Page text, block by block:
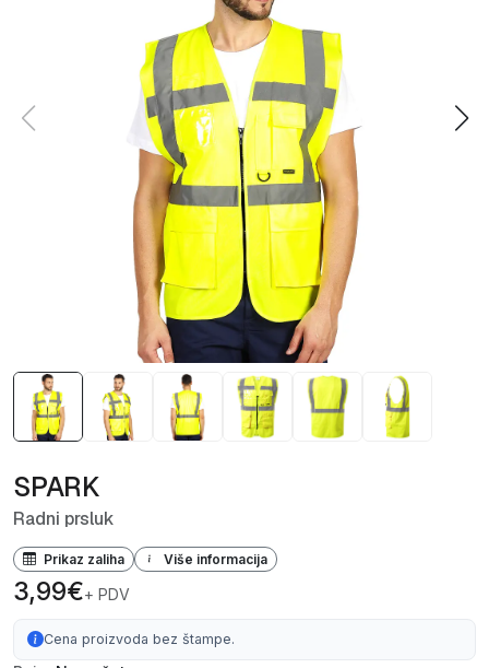
SPARK
Radni prsluk
Prikaz zaliha Više informacija
3,99€+ PDV
Cena proizvoda bez štampe.